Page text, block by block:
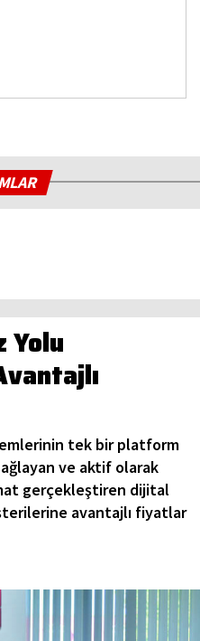
Yolu
tek bir platform
ve aktif olarak
gerçekleştiren dijital
avantajlı fiyatlar